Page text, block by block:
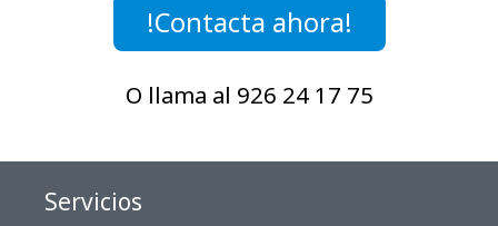
!Contacta ahora!
O llama al 926 24 17 75
Servicios